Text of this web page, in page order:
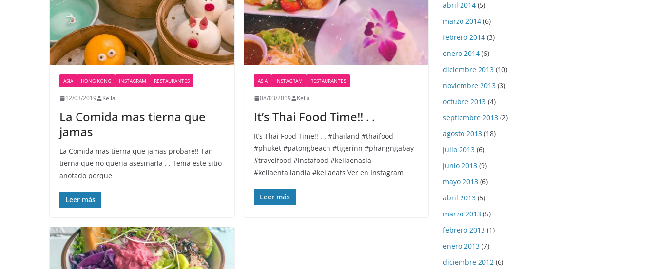
ASIA HONG KONG INSTAGRAM RESTAURANTES
12/03/2019 Keila
La Comida mas tierna que
jamas
La Comida mas tierna que jamas probare!! Tan
tierna que no queria asesinarla . . Tenia este sitio
anotado porque
Leer más
ASIA INSTAGRAM RESTAURANTES
08/03/2019 Keila
It’s Thai Food Time!! . .
It’s Thai Food Time!! . . #thailand #thaifood
#phuket #patongbeach #tigerinn #phangngabay
#travelfood #instafood #keilaenasia
#keilaentailandia #keilaeats Ver en Instagram
Leer más
abril 2014 (5)
marzo 2014 (6)
febrero 2014 (3)
enero 2014 (6)
diciembre 2013 (10)
noviembre 2013 (3)
octubre 2013 (4)
septiembre 2013 (2)
agosto 2013 (18)
julio 2013 (6)
junio 2013 (9)
mayo 2013 (6)
abril 2013 (5)
marzo 2013 (5)
febrero 2013 (1)
enero 2013 (7)
diciembre 2012 (6)